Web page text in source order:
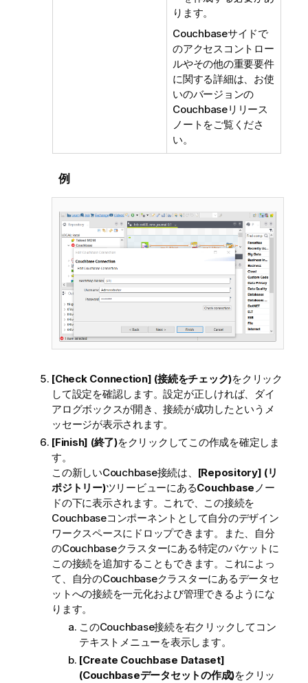
ります。
Couchbaseサイドで
のアクセスコントロー
ルやその他の重要要件
に関する詳細は、お使
いのバージョンの
Couchbaseリリース
ノートをご覧くださ
い。
例
[Check Connection] (接続をチェック)をクリック
して設定を確認します。設定が正しければ、ダイ
アログボックスが開き、接続が成功したというメ
ッセージが表示されます。
[Finish] (終了)をクリックしてこの作成を確定しま
す。
この新しいCouchbase接続は、 [Repository] (リ
ポジトリー)ツリービューにあるCouchbase ノー
ドの下に表示されます。これで、この接続を
Couchbaseコンポーネントとして自分のデザイン
ワークスペースにドロップできます。また、自分
のCouchbaseクラスターにある特定のバケットに
この接続を追加することもできます。これによっ
て、自分のCouchbaseクラスターにあるデータセ
ットへの接続を一元化および管理できるようにな
ります。
このCouchbase接続を右クリックしてコン
テキストメニューを表示します。
[Create Couchbase Dataset]
(Couchbaseデータセットの作成)をクリッ